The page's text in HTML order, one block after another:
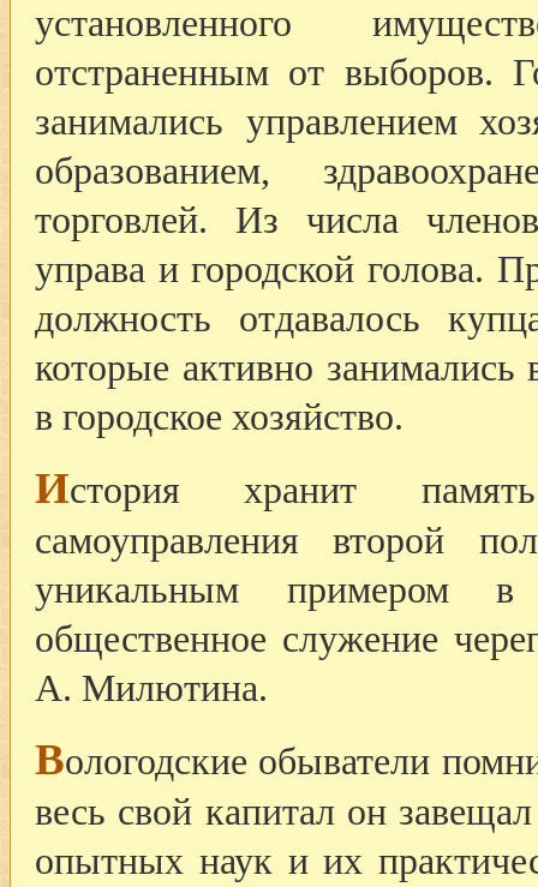
установленного
отстраненным от выборов.
занимались управлением
образованием,
торговлей. Из числа
управа и городской голова.
должность отдавалось
которые активно занимались
в городское хозяйство.
История хранит
самоуправления второй
уникальным примером в
общественное служение
А. Милютина.
Вологодские обыватели
весь свой капитал он
опытных наук и их